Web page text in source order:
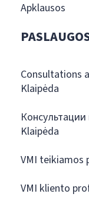
Apklausos
Consultations
Klaipėda
Klaipėda
VMI teikiamos
VMI kliento